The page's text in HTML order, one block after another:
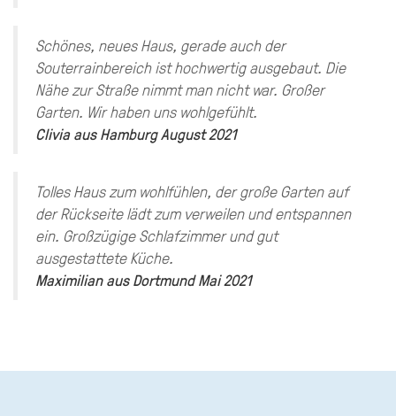
Schönes, neues Haus, gerade auch der
Souterrainbereich ist hochwertig ausgebaut. Die
Nähe zur Straße nimmt man nicht war. Großer
Garten. Wir haben uns wohlgefühlt.
CliviaausHamburgAugust 2021
Tolles Haus zum wohlfühlen, der große Garten auf
der Rückseite lädt zum verweilen und entspannen
ein. Großzügige Schlafzimmer und gut
ausgestattete Küche.
MaximilianausDortmundMai 2021